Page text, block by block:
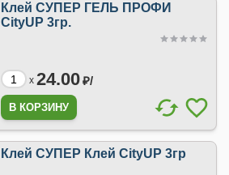
Клей СУПЕР ГЕЛЬ ПРОФИ
CityUP 3гр.
x 24.00₽/
Клей СУПЕР Клей CityUP 3гр